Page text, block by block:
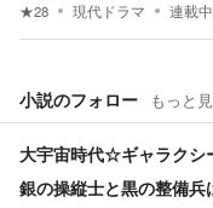
★28 現代ドラマ 連載中
小説のフォロー もっと
大宇宙時代☆ギャラク
銀の操縦士と黒の整備兵